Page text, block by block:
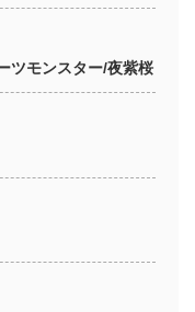
ツモンスター/夜紫桜